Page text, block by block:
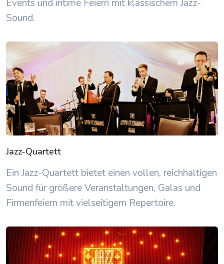
Events und intime Feiern mit klassischem Jazz-
Sound.
Jazz-Quartett
Ein Jazz-Quartett bietet einen vollen, reichhaltigen
Sound für größere Veranstaltungen, Galas und
Firmenfeiern mit vielseitigem Repertoire.